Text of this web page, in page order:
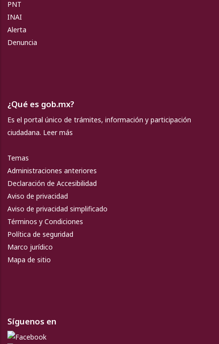
PNT
INAI
Alerta
Denuncia
¿Qué es gob.mx?
Es el portal único de trámites, información y participación
ciudadana. Leer más
Temas
Administraciones anteriores
Declaración de Accesibilidad
Aviso de privacidad
Aviso de privacidad simplificado
Términos y Condiciones
Política de seguridad
Marco jurídico
Mapa de sitio
Síguenos en